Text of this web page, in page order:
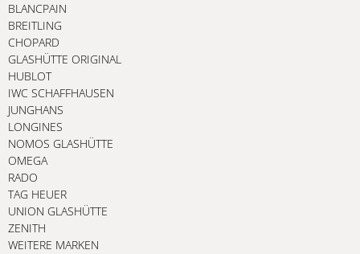
BLANCPAIN
BREITLING
CHOPARD
GLASHÜTTE ORIGINAL
HUBLOT
IWC SCHAFFHAUSEN
JUNGHANS
LONGINES
NOMOS GLASHÜTTE
OMEGA
RADO
TAG HEUER
UNION GLASHÜTTE
ZENITH
WEITERE MARKEN